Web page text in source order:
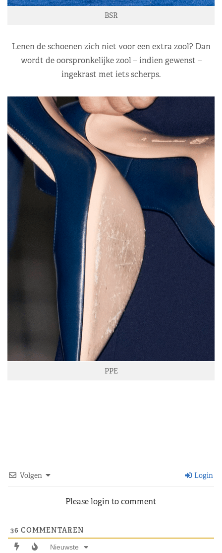
BSR
Lenen de schoenen zich niet voor een extra zool? Dan
wordt de oorspronkelijke zool – indien gewenst –
ingekrast met iets scherps.
PPE
Volgen Login
Please login to comment
36 COMMENTAREN
Nieuwste